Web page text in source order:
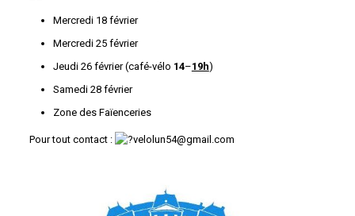
Mercredi 18 février
Mercredi 25 février
Jeudi 26 février (café-vélo 14–19h)
Samedi 28 février
Zone des Faïenceries
Pour tout contact : velolun54@gmail.com